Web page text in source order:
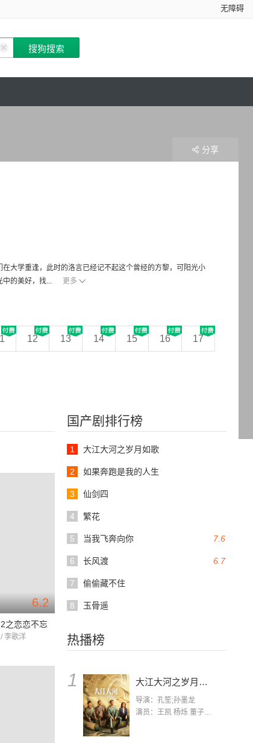
无障碍
大学重逢，此时的洛言已经记不起这个曾经的方黎，可阳光小
中的美好，找...
更多
12 13 14 15 16 17
分享
国产剧排行榜
1 大江大河之岁月如歌
2 如果奔跑是我的人生
3 仙剑四
4 繁花
7.6
5 当我飞奔向你
6.7
6 长风渡
7 偷偷藏不住
8 玉骨遥
热播榜
1 大江大河之岁月如歌
导演：孔笙;孙墨龙
演员：王凯 杨烁 董子健 杨采钰 张佳宁 练练 林栋甫 房子斌
6.2
之恋恋不忘
李歌洋